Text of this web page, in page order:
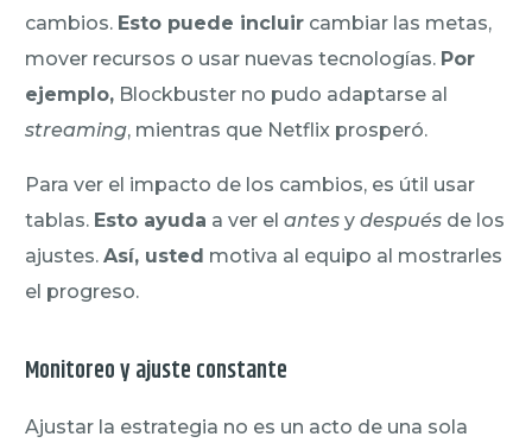
cambios. Esto puede incluir cambiar las metas,
mover recursos o usar nuevas tecnologías. Por
ejemplo, Blockbuster no pudo adaptarse al
streaming, mientras que Netflix prosperó.
Para ver el impacto de los cambios, es útil usar
tablas. Esto ayuda a ver elantes ydespués de los
ajustes.Así, usted motiva al equipo al mostrarles
el progreso.
Monitoreo y ajuste constante
Ajustar la estrategia no es un acto de una sola